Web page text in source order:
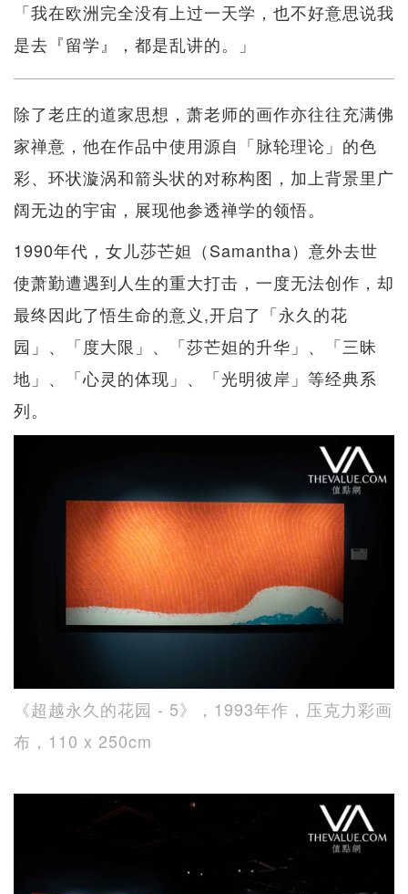
「我在欧洲完全没有上过一天学，也不好意思说我
是去『留学』，都是乱讲的。」
除了老庄的道家思想，萧老师的画作亦往往充满佛
家禅意，他在作品中使用源自「脉轮理论」的色
彩、环状漩涡和箭头状的对称构图，加上背景里广
阔无边的宇宙，展现他参透禅学的领悟。
1990年代，女儿莎芒妲（Samantha）意外去世
使萧勤遭遇到人生的重大打击，一度无法创作，却
最终因此了悟生命的意义,开启了「永久的花
园」、「度大限」、「莎芒妲的升华」、「三昧
地」、「心灵的体现」、「光明彼岸」等经典系
列。
《超越永久的花园 - 5》，1993年作，压克力彩画
布，110 x 250cm